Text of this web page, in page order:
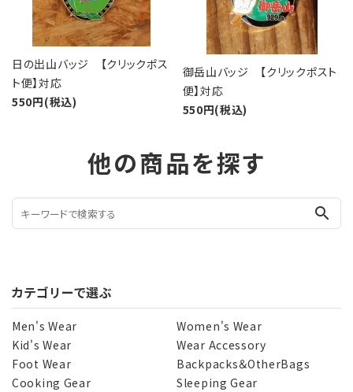
日の出山バッジ 【クリックポス
ト便】対応
550円(税込)
御岳山バッジ 【クリックポスト
便】対応
550円(税込)
他の商品を探す
search
カテゴリーで選ぶ
Men's Wear
Women's Wear
Kid's Wear
Wear Accessory
Foot Wear
Backpacks＆OtherBags
Cooking Gear
Sleeping Gear